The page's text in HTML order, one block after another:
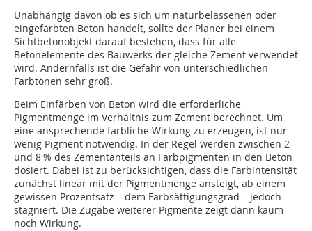
Unabhängig davon ob es sich um naturbelassenen oder
eingefärbten Beton handelt, sollte der Planer bei einem
Sichtbetonobjekt darauf bestehen, dass für alle
Betonelemente des Bauwerks der gleiche Zement verwendet
wird. Andernfalls ist die Gefahr von unterschiedlichen
Farbtönen sehr groß.
Beim Einfärben von Beton wird die erforderliche
Pigmentmenge im Verhältnis zum Zement berechnet. Um
eine ansprechende farbliche Wirkung zu erzeugen, ist nur
wenig Pigment notwendig. In der Regel werden zwischen 2
und 8 % des Zementanteils an Farbpigmenten in den Beton
dosiert. Dabei ist zu berücksichtigen, dass die Farbintensität
zunächst linear mit der Pigmentmenge ansteigt, ab einem
gewissen Prozentsatz – dem Farbsättigungsgrad – jedoch
stagniert. Die Zugabe weiterer Pigmente zeigt dann kaum
noch Wirkung.